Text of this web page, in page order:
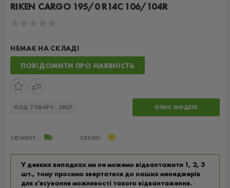
RIKEN CARGO 195/0 R14C 106/104R
НЕМАЄ НА СКЛАДІ
ПОВІДОМИТИ ПРО НАЯВНІСТЬ
КОД ТОВАРУ: 2827 ОПИС МОДЕЛІ
СЕГМЕНТ: СЕЗОН:
У деяких випадках ми не можемо відвантажити 1, 2, 3
шт., тому просимо звертатися до наших менеджерів
для з’ясування можливості такого відвантаження.